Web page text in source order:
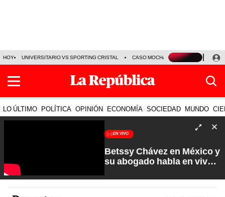
HOY UNIVERSITARIO VS SPORTING CRISTAL CASO MOCHASUELDOS
LO ÚLTIMO POLÍTICA OPINIÓN ECONOMÍA SOCIEDAD MUNDO
EN VIVO
Betssy Chávez en México y
su abogado habla en vivo |
Carlos Cornejo